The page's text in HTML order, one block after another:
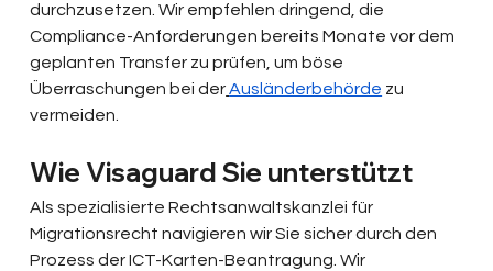
durchzusetzen. Wir empfehlen dringend, die
Compliance-Anforderungen bereits Monate vor dem
geplanten Transfer zu prüfen, um böse
Überraschungen bei derAusländerbehörde zu
vermeiden.
Wie Visaguard Sie unterstützt
Als spezialisierte Rechtsanwaltskanzlei für
Migrationsrecht navigieren wir Sie sicher durch den
Prozess der ICT-Karten-Beantragung. Wir